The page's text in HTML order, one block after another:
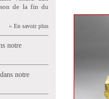
de la fin du
» En savoir plus
notre
notre